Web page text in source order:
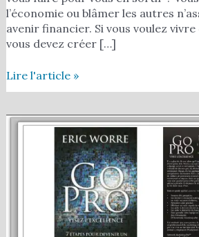
l’économie ou blâmer les autres
avenir financier. Si vous voulez vivre
vous devez créer […]
Lire l'article »
Livre